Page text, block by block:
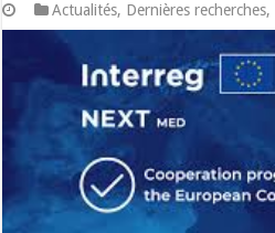
Actualités, Dernières recherches,